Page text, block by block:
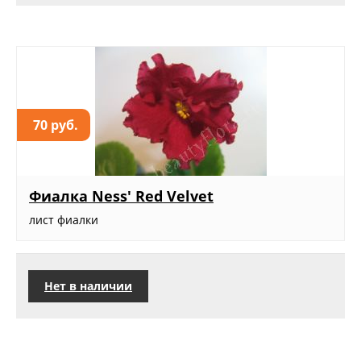
70 руб.
Фиалка Ness' Red Velvet
лист фиалки
Нет в наличии